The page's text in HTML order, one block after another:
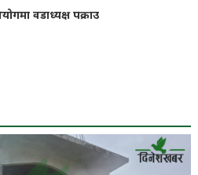
वडाध्यक्ष पक्राउ